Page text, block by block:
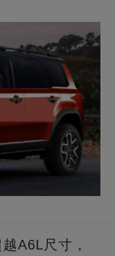
A6L尺寸，